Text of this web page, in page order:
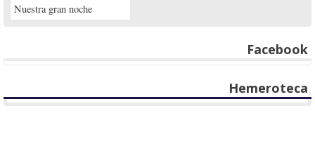
Nuestra gran noche
Facebook
Hemeroteca